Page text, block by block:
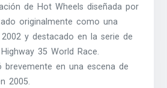
de Hot Wheels diseñada por
originalmente como una
y destacado en la serie de
35 World Race.
brevemente en una escena de
2005.